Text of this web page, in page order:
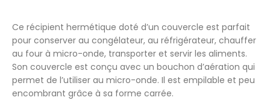
Ce récipient hermétique doté d’un couvercle est parfait
pour conserver au congélateur, au réfrigérateur, chauffer
au four à micro-onde, transporter et servir les aliments.
Son couvercle est conçu avec un bouchon d’aération qui
permet de l’utiliser au micro-onde. Il est empilable et peu
encombrant grâce à sa forme carrée.